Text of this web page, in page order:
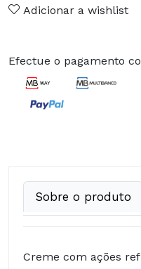
Adicionar a wishlist
Efectue o pagamento
Sobre o produto
Creme com ações